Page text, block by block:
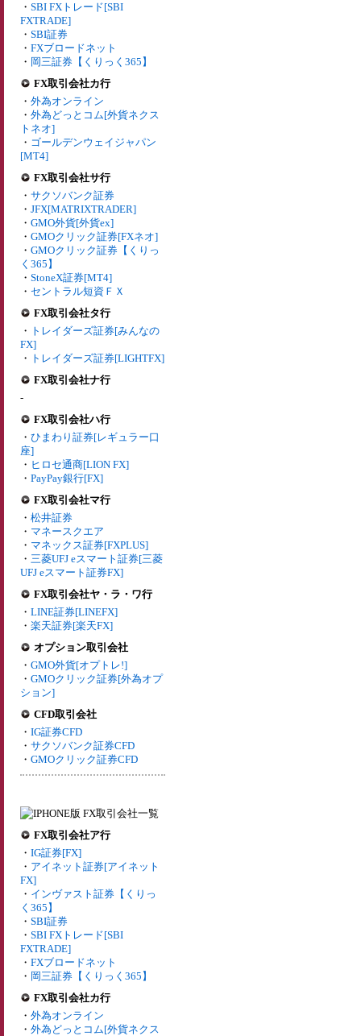
・ SBI FXトレード[SBI
FXTRADE]
・ SBI証券
・ FXブロードネット
・ 岡三証券【くりっく365】
FX取引会社カ行
・ 外為オンライン
・ 外為どっとコム[外貨ネクス
トネオ]
・ ゴールデンウェイジャパン
[MT4]
FX取引会社サ行
・ サクソバンク証券
・ JFX[MATRIXTRADER]
・ GMO外貨[外貨ex]
・ GMOクリック証券[FXネオ]
・ GMOクリック証券【くりっ
く365】
・ StoneX証券[MT4]
・ セントラル短資ＦＸ
FX取引会社タ行
・ トレイダーズ証券[みんなの
FX]
・ トレイダーズ証券[LIGHTFX]
FX取引会社ナ行
-
FX取引会社ハ行
・ ひまわり証券[レギュラー口
座]
・ ヒロセ通商[LION FX]
・ PayPay銀行[FX]
FX取引会社マ行
・ 松井証券
・ マネースクエア
・ マネックス証券[FXPLUS]
・ 三菱UFJ eスマート証券[三菱
UFJ eスマート証券FX]
FX取引会社ヤ・ラ・ワ行
・ LINE証券[LINEFX]
・ 楽天証券[楽天FX]
オプション取引会社
・ GMO外貨[オプトレ!]
・ GMOクリック証券[外為オプ
ション]
CFD取引会社
・ IG証券CFD
・ サクソバンク証券CFD
・ GMOクリック証券CFD
FX取引会社ア行
・ IG証券[FX]
・ アイネット証券[アイネット
FX]
・ インヴァスト証券【くりっ
く365】
・ SBI証券
・ SBI FXトレード[SBI
FXTRADE]
・ FXブロードネット
・ 岡三証券【くりっく365】
FX取引会社カ行
・ 外為オンライン
・ 外為どっとコム[外貨ネクス